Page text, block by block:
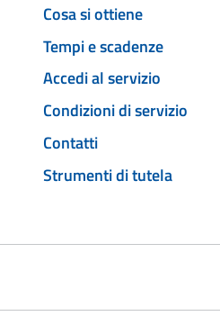
Cosa si ottiene
Tempi e scadenze
Accedi al servizio
Condizioni di servizio
Contatti
Strumenti di tutela